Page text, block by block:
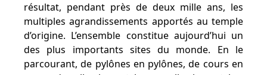
résultat, pendant près de deux mille ans, les
multiples agrandissements apportés au temple
d’origine. L’ensemble constitue aujourd’hui un
des plus importants sites du monde. En le
parcourant, de pylônes en pylônes, de cours en